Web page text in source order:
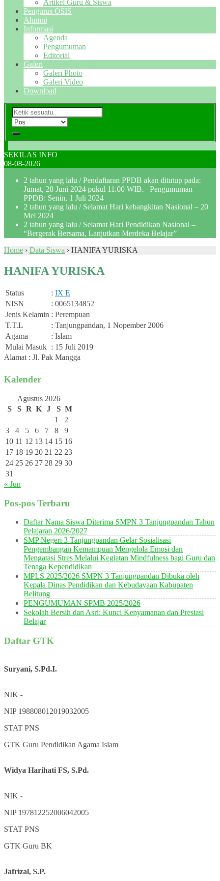
Artikel Guru & Siswa
Pengurus OSIS
Alumni
Informasi
Agenda
Pengumuman
Editorial
Galeri
Galeri Photo
Galeri Video
Download
SEKILAS INFO
08-08-2026
2 tahun yang lalu / Pendaftaran PPDB akan ditutup pada:
Jumat, 28 Juni 2024 pukul 11.00 WIB. Pengumuman
PPDB: Senin, 1 Juli 2024
2 tahun yang lalu / Selamat Hari kebangkitan Nasional – 20
Mei 2024
2 tahun yang lalu / Selamat Hari Pendidikan Nasional –
“Bergerak Bersama, Lanjutkan Merdeka Belajar”
Home › Data Siswa › HANIFA YURISKA
HANIFA YURISKA
Status : IX E
NISN
: 0065134852
Jenis Kelamin : Perempuan
T.T.L
: Tanjungpandan, 1 Nopember 2006
Agama
: Islam
Mulai Masuk : 15 Juli 2019
Alamat : Jl. Pak Mangga
Kalender
Agustus 2026
S
S R K J S M
1
2
3
4 5 6 7 8
9
10 11 12 13 14 15 16
17 18 19 20 21 22 23
24 25 26 27 28 29 30
31
« Jun
Pos-pos Terbaru
Daftar Nama Siswa Diterima SMPN 3 Tanjungpandan Tahun
Pelajaran 2026/2027
SMP Negeri 3 Tanjungpandan Gelar Sosialisasi
Pengembangan Kemampuan Mengelola Emosi dan
Mengatasi Stres Melalui Kegiatan Mindfulness bagi Guru dan
Tenaga Kependidikan
MPLS 2025/2026 SMPN 3 Tanjungpandan Dibuka oleh
Kepala Dinas Pendidikan dan Kebudayaan Kabupaten
Belitung
PENGUMUMAN SPMB 2025/2026
Sekolah Bersih dan Asri: Kunci Kenyamanan dan Prestasi
Belajar
Daftar GTK
Suryani, S.Pd.I.
NIK -
NIP 198808012019032005
STAT PNS
GTK Guru Pendidikan Agama Islam
Widya Harihati FS, S.Pd.
NIK -
NIP 197812252006042005
STAT PNS
GTK Guru BK
Jafrizal, S.P.